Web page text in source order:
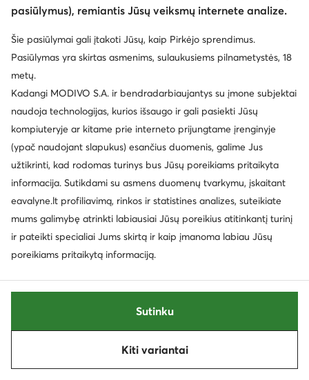
Mokasinai · Juoda
Dabartinė kaina
134,99€
Ilgaauliai · Juoda · 5 cm
179,95€
EXTRA -10% Kodas: SUMMER
109,99€
169,95€
pasiūlymus), remiantis Jūsų veiksmų internete analize.
Šie pasiūlymai gali įtakoti Jūsų, kaip Pirkėjo sprendimus.
Pasiūlymas yra skirtas asmenims, sulaukusiems pilnametystės, 18
metų.
Kadangi MODIVO S.A. ir bendradarbiaujantys su įmone subjektai
naudoja technologijas, kurios išsaugo ir gali pasiekti Jūsų
kompiuteryje ar kitame prie interneto prijungtame įrenginyje
(ypač naudojant slapukus) esančius duomenis, galime Jus
užtikrinti, kad rodomas turinys bus Jūsų poreikiams pritaikyta
informacija. Sutikdami su asmens duomenų tvarkymu, įskaitant
eavalyne.lt profiliavimą, rinkos ir statistines analizes, suteikiate
mums galimybę atrinkti labiausiai Jūsų poreikius atitinkantį turinį
ir pateikti specialiai Jums skirtą ir kaip įmanoma labiau Jūsų
poreikiams pritaikytą informaciją.
Kiti variantai
Sutinku